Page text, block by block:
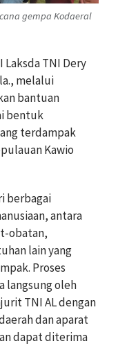
gempa Kodaeral
Laksda TNI Dery
melalui
bantuan
bentuk
terdampak
Kawio
berbagai
antara
obatan,
lain yang
Proses
langsung oleh
TNI AL dengan
dan aparat
dapat diterima